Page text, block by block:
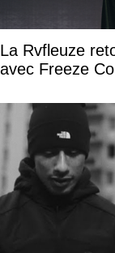
La Rvfleuze
avec Freeze